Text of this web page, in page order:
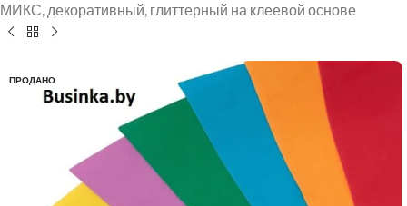
МИКС, декоративный, глиттерный на клеевой основе
ПРОДАНО